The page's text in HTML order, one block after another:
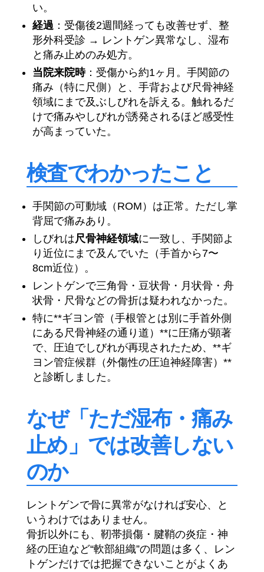
い。
経過：受傷後2週間経っても改善せず、整
形外科受診 → レントゲン異常なし、湿布
と痛み止めのみ処方。
当院来院時：受傷から約1ヶ月。手関節の
痛み（特に尺側）と、手背および尺骨神経
領域にまで及ぶしびれを訴える。触れるだ
けで痛みやしびれが誘発されるほど感受性
が高まっていた。
検査でわかったこと
手関節の可動域（ROM）は正常。ただし掌
背屈で痛みあり。
しびれは尺骨神経領域に一致し、手関節よ
り近位にまで及んでいた（手首から7〜
8cm近位）。
レントゲンで三角骨・豆状骨・月状骨・舟
状骨・尺骨などの骨折は疑われなかった。
特に**ギヨン管（手根管とは別に手首外側
にある尺骨神経の通り道）**に圧痛が顕著
で、圧迫でしびれが再現されたため、**ギ
ヨン管症候群（外傷性の圧迫神経障害）**
と診断しました。
なぜ「ただ湿布・痛み
止め」では改善しない
のか
レントゲンで骨に異常がなければ安心、と
いうわけではありません。
骨折以外にも、靭帯損傷・腱鞘の炎症・神
経の圧迫など“軟部組織”の問題は多く、レン
トゲンだけでは把握できないことがよくあ